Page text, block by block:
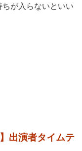
が入らないといい
出演者タイムテ